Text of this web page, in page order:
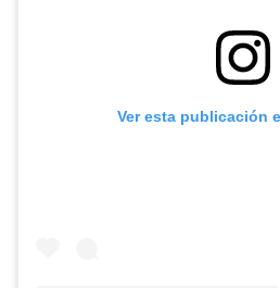
Ver esta publicación